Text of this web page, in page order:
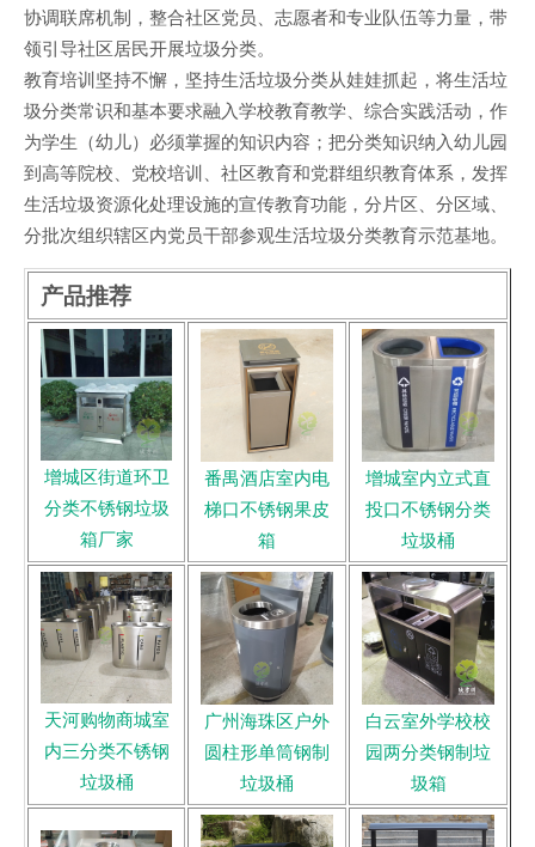
协调联席机制，整合社区党员、志愿者和专业队伍等力量，带
领引导社区居民开展垃圾分类。
教育培训坚持不懈，坚持生活垃圾分类从娃娃抓起，将生活垃
圾分类常识和基本要求融入学校教育教学、综合实践活动，作
为学生（幼儿）必须掌握的知识内容；把分类知识纳入幼儿园
到高等院校、党校培训、社区教育和党群组织教育体系，发挥
生活垃圾资源化处理设施的宣传教育功能，分片区、分区域、
分批次组织辖区内党员干部参观生活垃圾分类教育示范基地。
产品推荐
增城区街道环卫
分类不锈钢垃圾
箱厂家
番禺酒店室内电
梯口不锈钢果皮
箱
增城室内立式直
投口不锈钢分类
垃圾桶
天河购物商城室
内三分类不锈钢
垃圾桶
广州海珠区户外
圆柱形单筒钢制
垃圾桶
白云室外学校校
园两分类钢制垃
圾箱